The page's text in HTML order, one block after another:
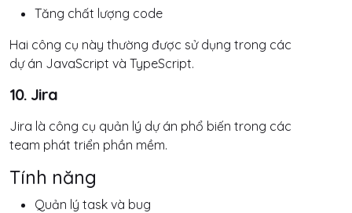
Tăng chất lượng code
Hai công cụ này thường được sử dụng trong các
dự án JavaScript và TypeScript.
10. Jira
Jira là công cụ quản lý dự án phổ biến trong các
team phát triển phần mềm.
Tính năng
Quản lý task và bug